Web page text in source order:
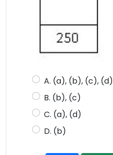
A. (a), (b), (c), (d)
B. (b), (c)
C. (a), (d)
D. (b)